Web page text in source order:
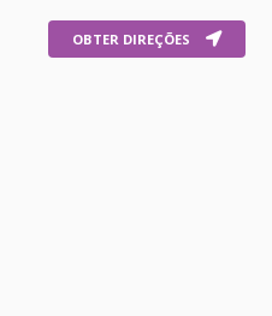
OBTER DIREÇÕES